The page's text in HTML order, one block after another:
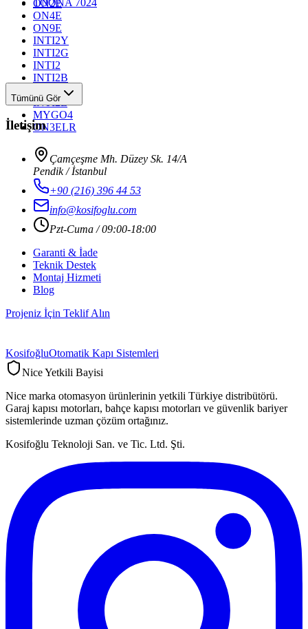
TOONA 7024
ON2E
ON4E
ON9E
INTI2Y
INTI2G
INTI2
INTI2B
INTI2R
INTI2L
MYGO4
ON3ELR
Tümünü Gör
İletişim
Çamçeşme Mh. Düzey Sk. 14/A
Pendik / İstanbul
+90 (216) 396 44 53
info@kosifoglu.com
Pzt-Cuma / 09:00-18:00
Garanti & İade
Teknik Destek
Montaj Hizmeti
Blog
Projeniz İçin Teklif Alın
KosifoğluOtomatik Kapı Sistemleri
Nice Yetkili Bayisi
Nice marka otomasyon ürünlerinin yetkili Türkiye distribütörü.
Garaj kapısı motorları, bahçe kapısı motorları ve güvenlik bariyer
sistemlerinde uzman çözüm ortağınız.
Kosifoğlu Teknoloji San. ve Tic. Ltd. Şti.